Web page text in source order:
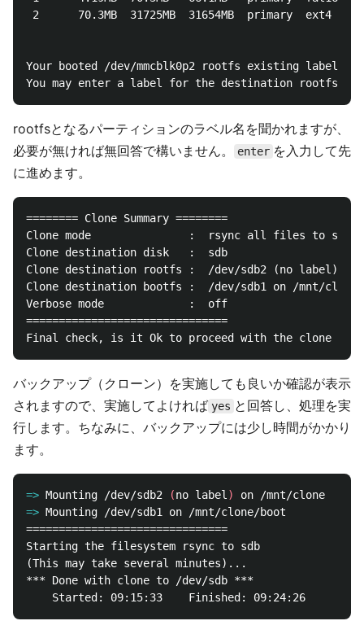
2      70.3MB  31725MB  31654MB  primary  ext4
Your booted /dev/mmcblk0p2 rootfs existing label:
rootfsとなるパーティションのラベル名を聞かれますが、
必要が無ければ無回答で構いません。
enter を入力して先
に進めます。
======== Clone Summary ========
Clone mode               :  rsync all files to sdb
Clone destination disk   :  sdb
Clone destination rootfs :  /dev/sdb2 (no label) on
Clone destination bootfs :  /dev/sdb1 on /mnt/clone/
Verbose mode             :  off
===============================
バックアップ（クローン）を実施しても良いか確認が表示
されますので、実施してよければ yes と回答し、処理を実
行します。ちなみに、バックアップには少し時間がかかり
ます。
=> Mounting /dev/sdb2 (no label )
=>
===============================
Starting the filesystem rsync to sdb
(This may take several minutes)...
*** Done with clone to /dev/sdb ***